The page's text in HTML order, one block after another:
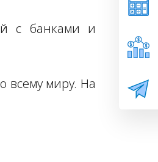
с банками и
всему миру. На